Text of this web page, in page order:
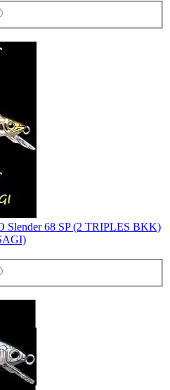
Slender 68 SP (2 TRIPLES BKK)